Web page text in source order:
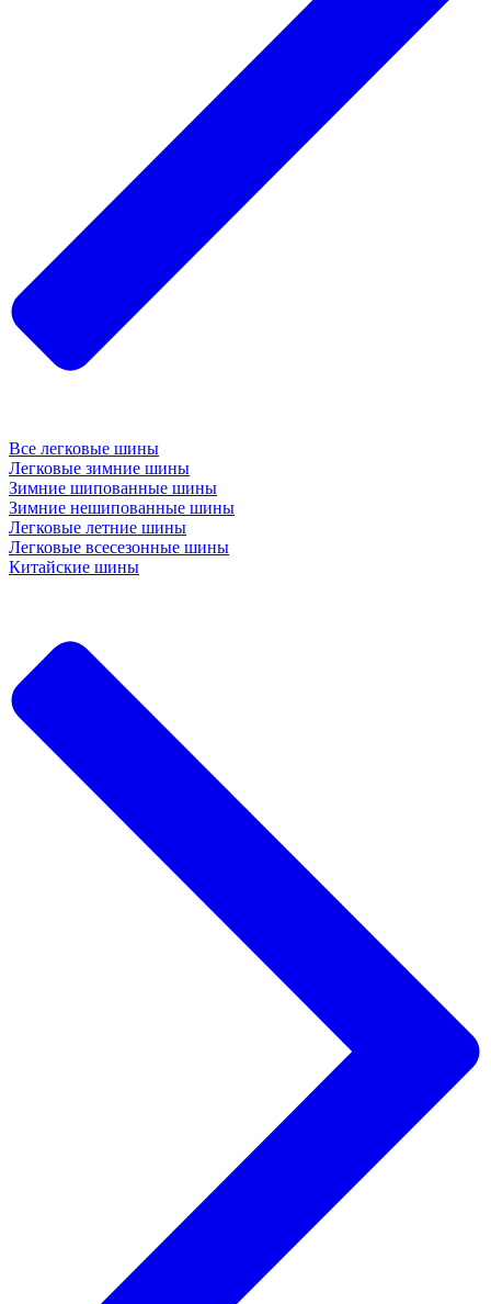
Все легковые шины
Легковые зимние шины
Зимние шипованные шины
Зимние нешипованные шины
Легковые летние шины
Легковые всесезонные шины
Китайские шины